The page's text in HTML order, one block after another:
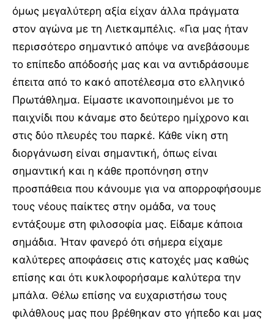
όμως μεγαλύτερη αξία είχαν άλλα πράγματα
στον αγώνα με τη Λιετκαμπέλις. «Για μας ήταν
περισσότερο σημαντικό απόψε να ανεβάσουμε
το επίπεδο απόδοσής μας και να αντιδράσουμε
έπειτα από το κακό αποτέλεσμα στο ελληνικό
Πρωτάθλημα. Είμαστε ικανοποιημένοι με το
παιχνίδι που κάναμε στο δεύτερο ημίχρονο και
στις δύο πλευρές του παρκέ. Κάθε νίκη στη
διοργάνωση είναι σημαντική, όπως είναι
σημαντική και η κάθε προπόνηση στην
προσπάθεια που κάνουμε για να απορροφήσουμε
τους νέους παίκτες στην ομάδα, να τους
εντάξουμε στη φιλοσοφία μας. Είδαμε κάποια
σημάδια. Ήταν φανερό ότι σήμερα είχαμε
καλύτερες αποφάσεις στις κατοχές μας καθώς
επίσης και ότι κυκλοφορήσαμε καλύτερα την
μπάλα. Θέλω επίσης να ευχαριστήσω τους
φιλάθλους μας που βρέθηκαν στο γήπεδο και μας